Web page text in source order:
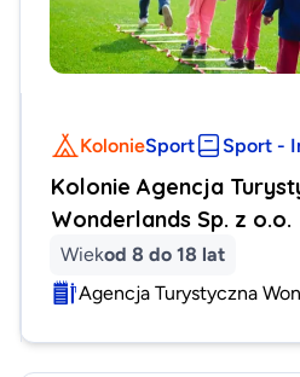
KolonieSport Sport -
Kolonie Agencja
Wonderlands Sp. z o.o.
Wiekod 8 do 18 lat
Agencja Turystyczna